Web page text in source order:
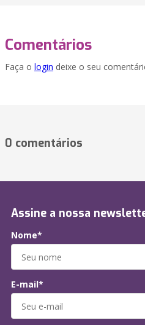
Comentários
Faça o login deixe o seu
0 comentários
Assine a nossa
Nome*
E-mail*